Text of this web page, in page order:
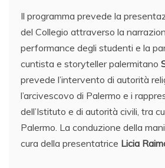
Il programma prevede la
del Collegio attraverso la
performance degli studenti e la
cuntista e storyteller palermitano
prevede l’intervento di autorità
l’arcivescovo di Palermo e i
dell’Istituto e di autorità civili, tra
Palermo. La conduzione della
cura della presentatrice Licia